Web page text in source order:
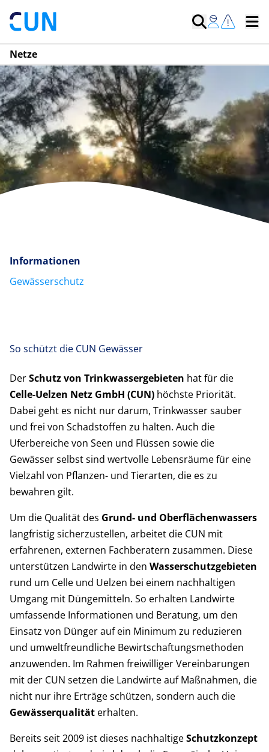
Netze
Informationen
Gewässerschutz
So schützt die CUN Gewässer
DerSchutz von Trinkwassergebieten hat für die
Celle-Uelzen Netz GmbH (CUN) höchste Priorität.
Dabei geht es nicht nur darum, Trinkwasser sauber
und frei von Schadstoffen zu halten. Auch die
Uferbereiche von Seen und Flüssen sowie die
Gewässer selbst sind wertvolle Lebensräume für eine
Vielzahl von Pflanzen- und Tierarten, die es zu
bewahren gilt.
Um die Qualität des Grund- und Oberflächenwassers
langfristig sicherzustellen, arbeitet die CUN mit
erfahrenen, externen Fachberatern zusammen. Diese
unterstützen Landwirte in denWasserschutzgebieten
rund um Celle und Uelzen bei einem nachhaltigen
Umgang mit Düngemitteln. So erhalten Landwirte
umfassende Informationen und Beratung, um den
Einsatz von Dünger auf ein Minimum zu reduzieren
und umweltfreundliche Bewirtschaftungsmethoden
anzuwenden. Im Rahmen freiwilliger Vereinbarungen
mit der CUN setzen die Landwirte auf Maßnahmen, die
nicht nur ihre Erträge schützen, sondern auch die
Gewässerqualität erhalten.
Bereits seit 2009 ist dieses nachhaltigeSchutzkonzept